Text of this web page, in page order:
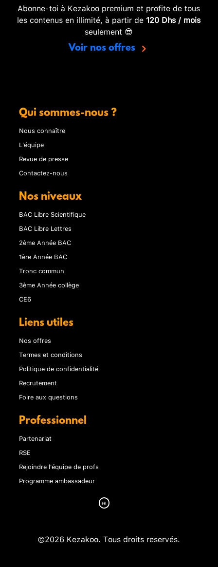
Abonne-toi à Kezakoo premium et profite de tous
les contenus en illimité, à partir de 120 Dhs / mois
seulement 😎
Voir nos offres
Qui sommes-nous ?
Nous connaître
L'équipe
Revue de presse
Contactez-nous
Nos niveaux
BAC Libre Scientifique
BAC Libre Lettres
2ème Année BAC
1ère Année BAC
Tronc commun
3ème Année collège
CE6
Liens utiles
Nos offres
Termes et conditions
Politique de confidentialité
Recrutement
Foire aux questions
Professionnel
Partenariat
RSE
Rejoindre l'équipe de profs
Programme ambassadeur
©2026 Kezakoo. Tous droits reservés.